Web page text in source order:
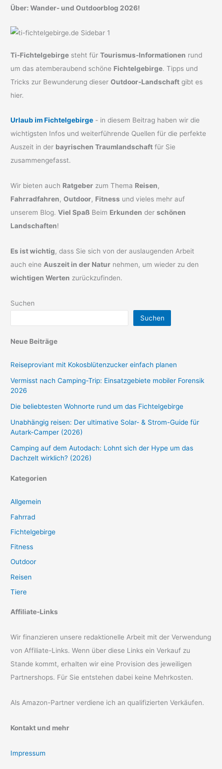
Über: Wander- und Outdoorblog 2026!
Ti-Fichtelgebirge steht fürTourismus-Informationen rund
um das atemberaubend schöne Fichtelgebirge. Tipps und
Tricks zur Bewunderung dieserOutdoor-Landschaft gibt es
hier.
Urlaub im Fichtelgebirge - in diesem Beitrag haben wir die
wichtigsten Infos und weiterführende Quellen für die perfekte
Auszeit in der bayrischen Traumlandschaft für Sie
zusammengefasst.
Wir bieten auch Ratgeber zum Thema Reisen,
Fahrradfahren,Outdoor, Fitness und vieles mehr auf
unserem Blog.Viel Spaß Beim Erkunden derschönen
Landschaften!
Es ist wichtig, dass Sie sich von der auslaugenden Arbeit
auch eineAuszeit in der Natur nehmen, um wieder zu den
wichtigen Werten zurückzufinden.
Suchen
Suchen
Neue Beiträge
Reiseproviant mit Kokosblütenzucker einfach planen
Vermisst nach Camping-Trip: Einsatzgebiete mobiler Forensik
2026
Die beliebtesten Wohnorte rund um das Fichtelgebirge
Unabhängig reisen: Der ultimative Solar- & Strom-Guide für
Autark-Camper (2026)
Camping auf dem Autodach: Lohnt sich der Hype um das
Dachzelt wirklich? (2026)
Kategorien
Allgemein
Fahrrad
Fichtelgebirge
Fitness
Outdoor
Reisen
Tiere
Affiliate-Links
Wir finanzieren unsere redaktionelle Arbeit mit der Verwendung
von Affiliate-Links. Wenn über diese Links ein Verkauf zu
Stande kommt, erhalten wir eine Provision des jeweiligen
Partnershops. Für Sie entstehen dabei keine Mehrkosten.
Als Amazon-Partner verdiene ich an qualifizierten Verkäufen.
Kontakt und mehr
Impressum